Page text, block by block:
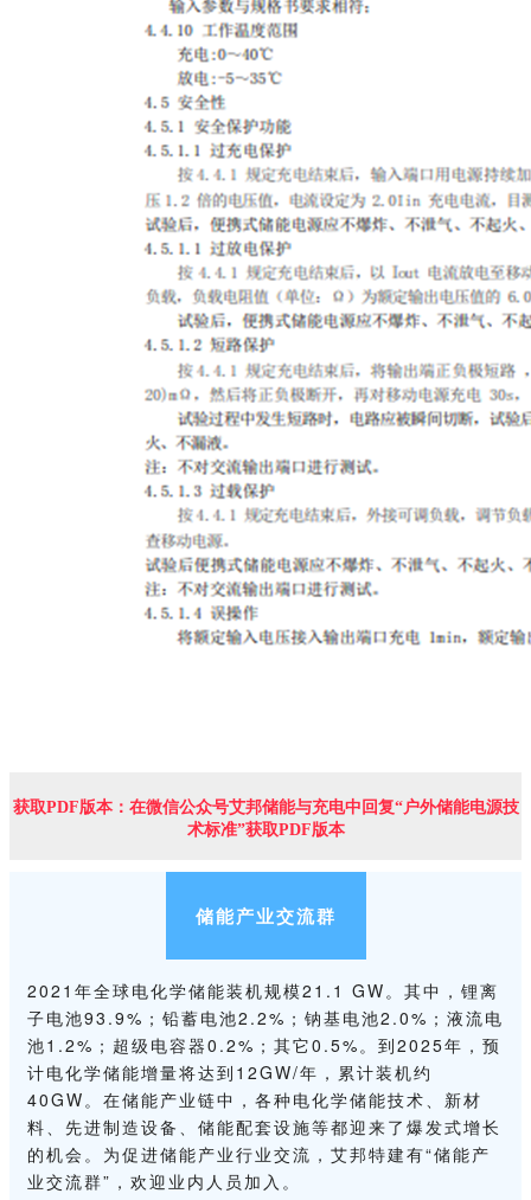
获取PDF版本：在微信公众号艾邦储能与充电中回复“户外储能电源技
术标准”获取PDF版本
储能产业交流群
2021年全球电化学储能装机规模21.1 GW。其中，锂离
子电池93.9%；铅蓄电池2.2%；钠基电池2.0%；液流电
池1.2%；超级电容器0.2%；其它0.5%。到2025年，预
计电化学储能增量将达到12GW/年，累计装机约
40GW。在储能产业链中，各种电化学储能技术、新材
料、先进制造设备、储能配套设施等都迎来了爆发式增长
的机会。为促进储能产业行业交流，艾邦特建有“储能产
业交流群”，欢迎业内人员加入。